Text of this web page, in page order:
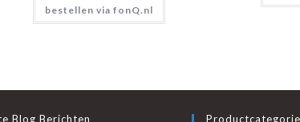
bestellen via fonQ.nl
Blog Berichten